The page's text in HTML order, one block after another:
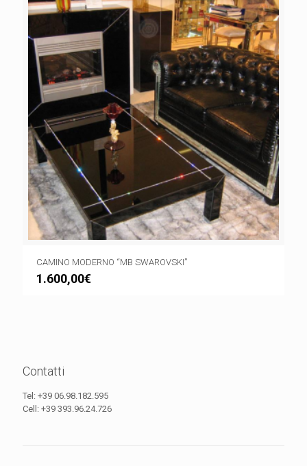
CAMINO MODERNO “MB SWAROVSKI”
1.600,00€
Contatti
Tel: +39 06.98.182.595
Cell: +39 393.96.24.726